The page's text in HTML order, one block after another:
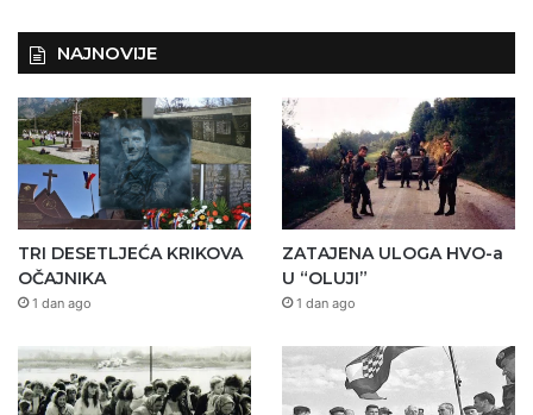
NAJNOVIJE
TRI DESETLJEĆA KRIKOVA
OČAJNIKA
1 dan ago
ZATAJENA ULOGA HVO-a
U “OLUJI”
1 dan ago